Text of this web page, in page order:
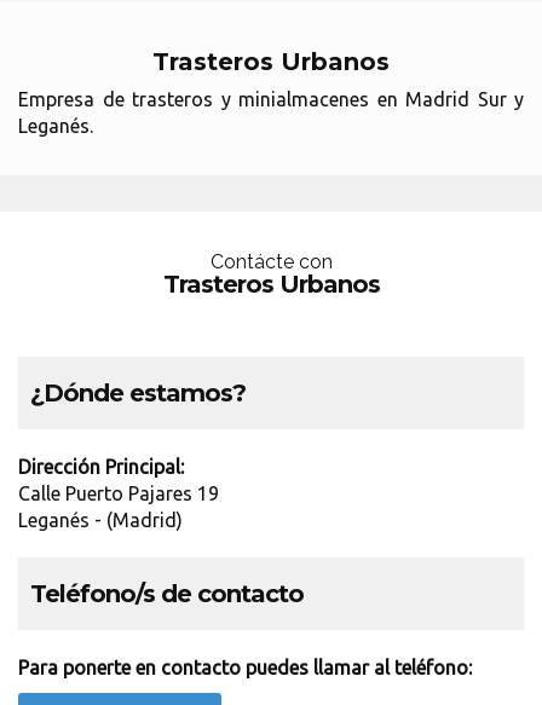
Trasteros Urbanos
Empresa de trasteros y minialmacenes en Madrid Sur y
Leganés.
Contácte con
Trasteros Urbanos
¿Dónde estamos?
Dirección Principal:
Calle Puerto Pajares 19
Leganés - (Madrid)
Teléfono/s de contacto
Para ponerte en contacto puedes llamar al teléfono: